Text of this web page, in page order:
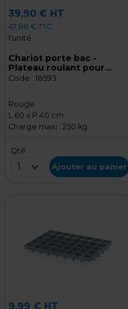
39,90 € HT
47,88 € TTC
l'unité
Chariot porte bac -
Plateau roulant pour
bacs Europe 60 x 40 cm -
Code : 18593
Rouge
L 60 x P 40 cm
Charge maxi : 250 kg
Qté
1 Ajouter au panier
9,99 € HT